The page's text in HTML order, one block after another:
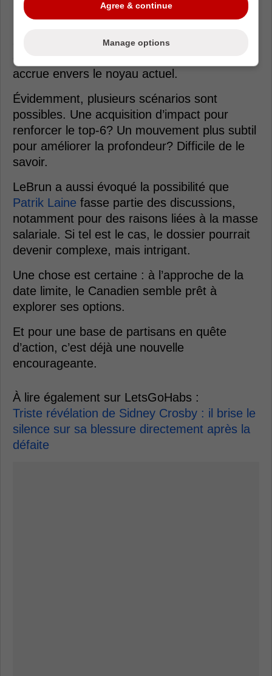
Ce qui retient l’attention, c’est l’idée que
acheteur plutôt que vendeur. Un changement
accrue envers le noyau actuel.
Évidemment, plusieurs scénarios sont
possibles. Une acquisition d’impact pour
renforcer le top-6? Un mouvement plus subtil
pour améliorer la profondeur? Difficile de le
savoir.
LeBrun a aussi évoqué la possibilité que
Patrik Laine fasse partie des discussions,
notamment pour des raisons liées à la masse
salariale. Si tel est le cas, le dossier pourrait
devenir complexe, mais intrigant.
Une chose est certaine : à l’approche de la
date limite, le Canadien semble prêt à
explorer ses options.
Et pour une base de partisans en quête
d’action, c’est déjà une nouvelle
encourageante.
À lire également sur LetsGoHabs :
Triste révélation de Sidney Crosby : il brise le
silence sur sa blessure directement après la
défaite
Agree & continue
Manage options